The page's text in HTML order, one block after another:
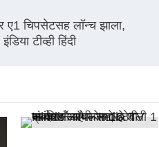
ए1 चिपसेटसह लॉन्च झाला,
टीव्ही हिंदी